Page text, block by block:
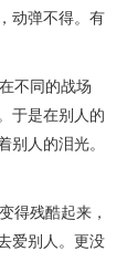
动弹不得。有
不同的战场
于是在别人的
人的泪光。
得残酷起来，
爱别人。更没